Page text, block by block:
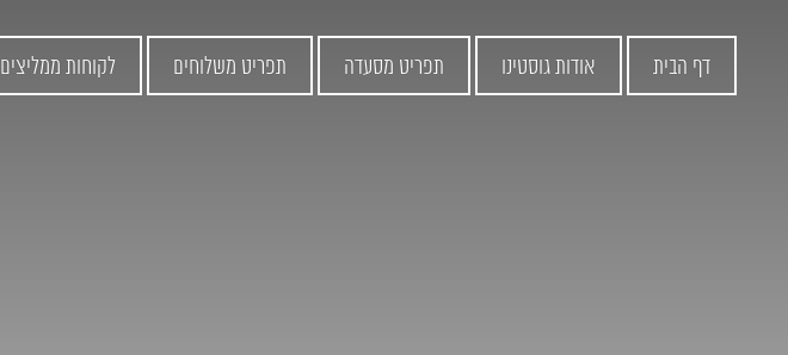
דף הבית אודות גוסטינו תפריט מסעדה תפריט משלוחים לקוחות ממליצים